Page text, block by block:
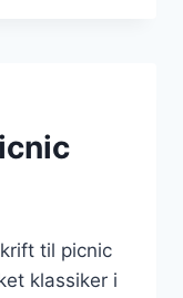
til picnic
klassiker i